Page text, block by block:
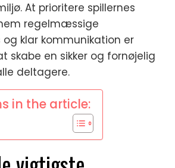
At prioritere spillernes
regelmæssige
klar kommunikation er
skabe en sikker og fornøjelig
deltagere.
in the article: